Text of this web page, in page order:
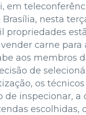
em
nesta
propriedades
carne para
aos membros
de
os
de inspecionar, a
escolhidas,